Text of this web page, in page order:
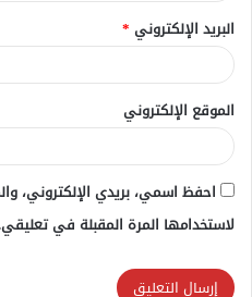
البريد الإلكتروني *
الموقع الإلكتروني
احفظ اسمي، بريدي الإلكتروني،
لاستخدامها المرة المقبلة في